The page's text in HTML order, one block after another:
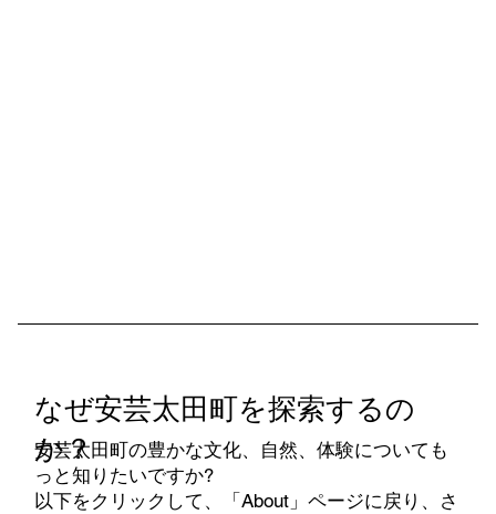
なぜ安芸太田町を探索するの
か？
安芸太田町の豊かな文化、自然、体験についても
っと知りたいですか?
以下をクリックして、「About」ページに戻り、さ